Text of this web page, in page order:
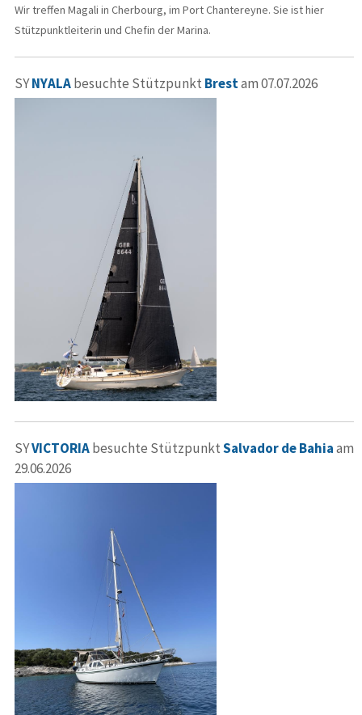
Wir treffen Magali in Cherbourg, im Port Chantereyne. Sie ist hier
Stützpunktleiterin und Chefin der Marina.
SYNYALAbesuchte Stützpunkt Brestam 07.07.2026
SYVICTORIAbesuchte StützpunktSalvador de Bahiaam
29.06.2026